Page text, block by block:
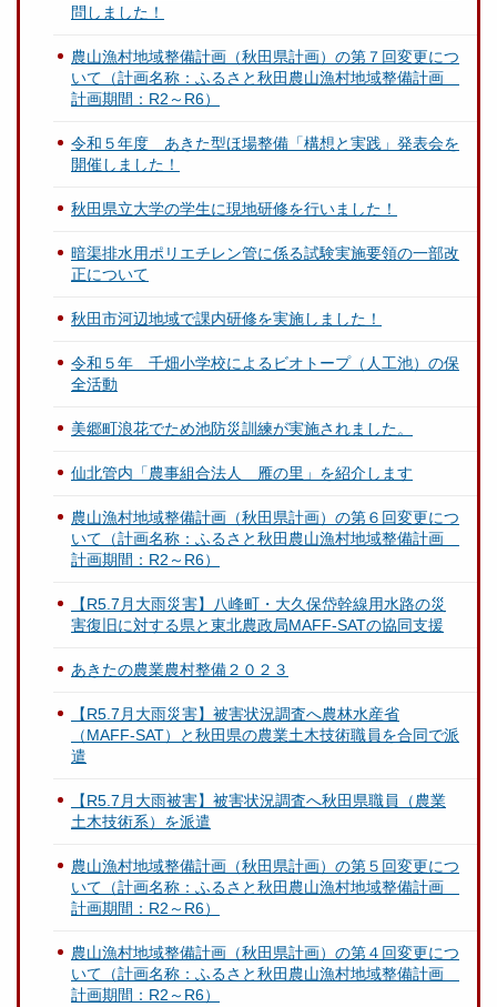
問しました！
農山漁村地域整備計画（秋田県計画）の第７回変更につ
いて（計画名称：ふるさと秋田農山漁村地域整備計画
計画期間：R2～R6）
令和５年度 あきた型ほ場整備「構想と実践」発表会を
開催しました！
秋田県立大学の学生に現地研修を行いました！
暗渠排水用ポリエチレン管に係る試験実施要領の一部改
正について
秋田市河辺地域で課内研修を実施しました！
令和５年 千畑小学校によるビオトープ（人工池）の保
全活動
美郷町浪花でため池防災訓練が実施されました。
仙北管内「農事組合法人 雁の里」を紹介します
農山漁村地域整備計画（秋田県計画）の第６回変更につ
いて（計画名称：ふるさと秋田農山漁村地域整備計画
計画期間：R2～R6）
【R5.7月大雨災害】八峰町・大久保岱幹線用水路の災
害復旧に対する県と東北農政局MAFF-SATの協同支援
あきたの農業農村整備２０２３
【R5.7月大雨災害】被害状況調査へ農林水産省
（MAFF-SAT）と秋田県の農業土木技術職員を合同で派
遣
【R5.7月大雨被害】被害状況調査へ秋田県職員（農業
土木技術系）を派遣
農山漁村地域整備計画（秋田県計画）の第５回変更につ
いて（計画名称：ふるさと秋田農山漁村地域整備計画
計画期間：R2～R6）
農山漁村地域整備計画（秋田県計画）の第４回変更につ
いて（計画名称：ふるさと秋田農山漁村地域整備計画
計画期間：R2～R6）